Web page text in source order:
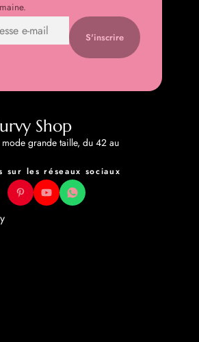
S'inscrire
Shop
grande taille, du 42 au
sur les réseaux sociaux